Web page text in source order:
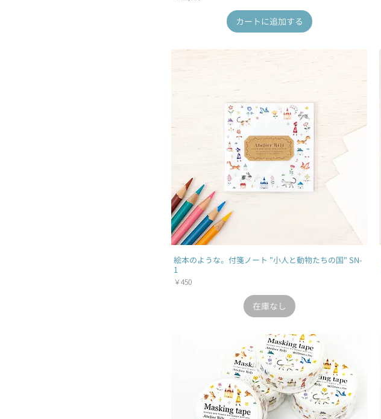
カートに追加する
絵本のような。付箋ノート "小人と動物たちの国" SN-
1
価格
￥450
在庫なし